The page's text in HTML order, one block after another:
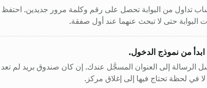
تداول من البوابة تحصل على رقم وكلمة مرور جديدين. احتفظ
البوابة حتى لا تبحث عنهما عند أول صفقة.
من نموذج الدخول.
الرسالة إلى العنوان المسجَّل عندك. إن كان صندوق بريد لم تعد
لا في لحظة تحتاج فيها إلى إغلاق مركز.